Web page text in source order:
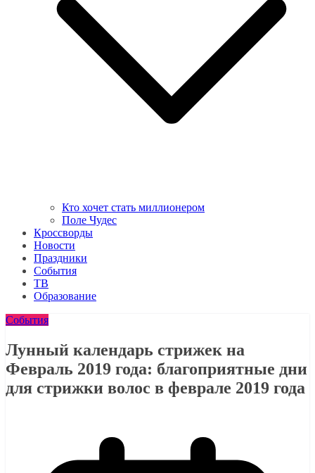
Кто хочет стать миллионером
Поле Чудес
Кроссворды
Новости
Праздники
События
ТВ
Образование
События
Лунный календарь стрижек на
Февраль 2019 года: благоприятные дни
для стрижки волос в феврале 2019 года